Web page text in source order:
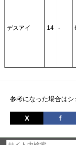
デスアイ 14 -
参考になった場合はシ
X ｆ